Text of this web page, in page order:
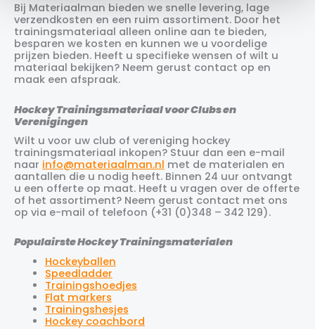
Bij Materiaalman bieden we snelle levering, lage
verzendkosten en een ruim assortiment. Door het
trainingsmateriaal alleen online aan te bieden,
besparen we kosten en kunnen we u voordelige
prijzen bieden. Heeft u specifieke wensen of wilt u
materiaal bekijken? Neem gerust contact op en
maak een afspraak.
Hockey Trainingsmateriaal voor Clubs en
Verenigingen
Wilt u voor uw club of vereniging hockey
trainingsmateriaal inkopen? Stuur dan een e-mail
naar info@materiaalman.nl met de materialen en
aantallen die u nodig heeft. Binnen 24 uur ontvangt
u een offerte op maat. Heeft u vragen over de offerte
of het assortiment? Neem gerust contact met ons
op via e-mail of telefoon (+31 (0)348 – 342 129).
Populairste Hockey Trainingsmaterialen
Hockeyballen
Speedladder
Trainingshoedjes
Flat markers
Trainingshesjes
Hockey coachbord